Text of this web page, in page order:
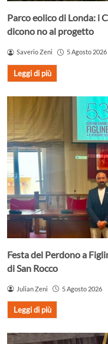
Parco eolico di Londa: i
dicono no al progetto
Saverio Zeni 5 Agosto 2026
Leggi di più
Festa del Perdono a
di San Rocco
Julian Zeni 5 Agosto 2026
Leggi di più